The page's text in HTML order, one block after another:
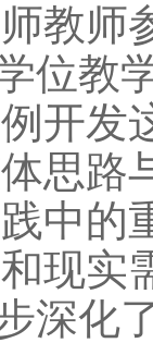
教师
位教
开发
思路
中的
现实
深化